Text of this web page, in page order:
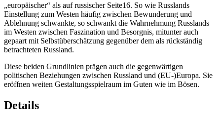
„europäischer“ als auf russischer Seite16. So wie Russlands
Einstellung zum Westen häufig zwischen Bewunderung und
Ablehnung schwankte, so schwankt die Wahrnehmung Russlands
im Westen zwischen Faszination und Besorgnis, mitunter auch
gepaart mit Selbstüberschätzung gegenüber dem als rückständig
betrachteten Russland.
Diese beiden Grundlinien prägen auch die gegenwärtigen
politischen Beziehungen zwischen Russland und (EU-)Europa. Sie
eröffnen weiten Gestaltungsspielraum im Guten wie im Bösen.
Details